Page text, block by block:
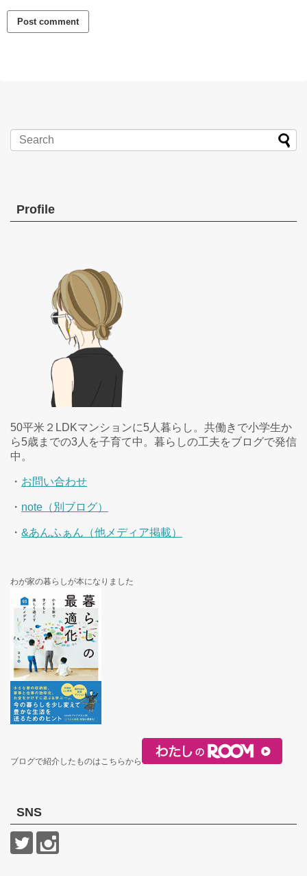
Profile
50平米２LDKマンションに5人暮らし。共働きで小学生か
ら5歳までの3人を子育て中。暮らしの工夫をブログで発信
中。
・ お問い合わせ
・ note（別ブログ）
・ &あんふぁん（他メディア掲載）
わが家の暮らしが本になりました
ブログで紹介したものはこちらから
SNS